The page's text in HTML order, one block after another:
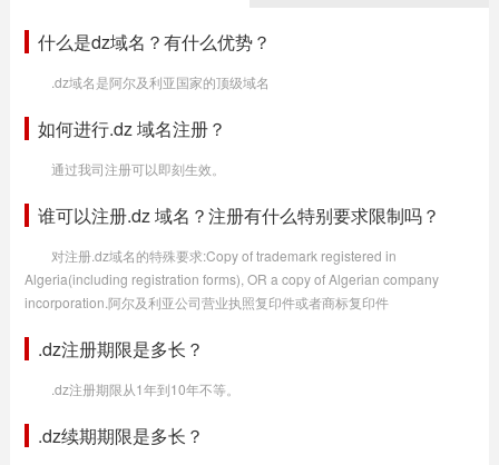
什么是dz域名？有什么优势？
.dz域名是阿尔及利亚国家的顶级域名
如何进行.dz 域名注册？
通过我司注册可以即刻生效。
谁可以注册.dz 域名？注册有什么特别要求限制吗？
对注册.dz域名的特殊要求:Copy of trademark registered in
Algeria(including registration forms), OR a copy of Algerian company
incorporation.阿尔及利亚公司营业执照复印件或者商标复印件
.dz注册期限是多长？
.dz注册期限从1年到10年不等。
.dz续期期限是多长？